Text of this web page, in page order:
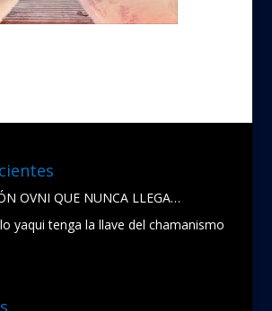
OVNI QUE NUNCA LLEGA…
yaqui tenga la llave del chamanismo